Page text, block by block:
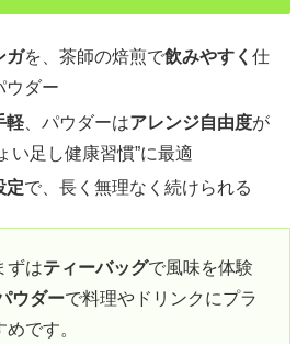
ガを、茶師の焙煎で飲みやすく仕
ウダー
軽 、パウダーはアレンジ自由度が
い足し健康習慣”に最適
定で、長く無理なく続けられる
ずはティーバッグで風味を体験
ウダーで料理やドリンクにプラ
です。